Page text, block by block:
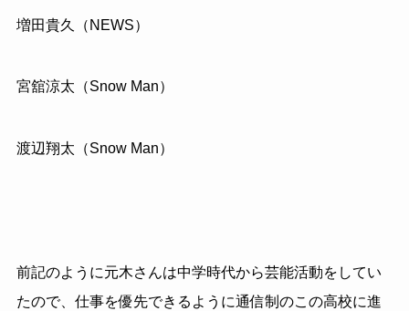
増田貴久（NEWS）
宮舘涼太（Snow Man）
渡辺翔太（Snow Man）
前記のように元木さんは中学時代から芸能活動をしてい
たので、仕事を優先できるように通信制のこの高校に進